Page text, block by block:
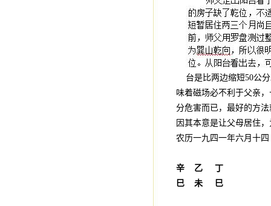
台是比两边缩短50公分
味着磁场必不利于父亲
分危害而已，最好的方
因其本意是让父母居住
农历一九四一年六月十
辛 乙 丁
巳 未 巳